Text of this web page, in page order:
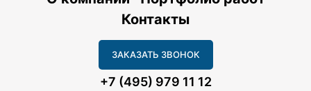
Контакты
ЗАКАЗАТЬ ЗВОНОК
+7 (495) 979 11 12